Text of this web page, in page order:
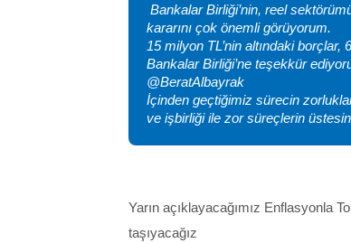
Bankalar Birliği’nin, reel
kararını çok önemli görüyorum.
15 milyon TL’nin altındaki borçlar,
Bankalar Birliği’ne teşekkür
@BeratAlbayrak
İçinden geçtiğimiz sürecin
ve işbirliği ile zor süreçlerin
Yarın açıklayacağımız Enflasyonla
taşıyacağız